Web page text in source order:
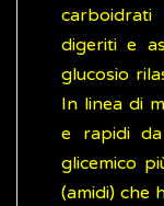
digeriti e
glucosio
In linea di
e rapidi
glicemico
(amidi) che